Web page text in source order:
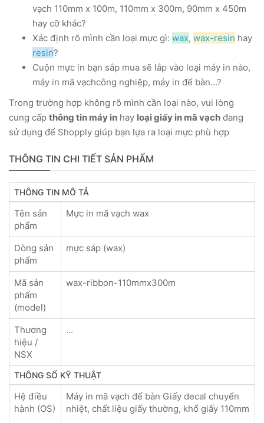
vạch 110mm x 100m, 110mm x 300m, 90mm x 450m
hay cỡ khác?
Xác định rõ mình cần loại mực gì: wax, wax-resin hay
resin?
Cuộn mực in bạn sắp mua sẽ lắp vào loại máy in nào,
máy in mã vạchcông nghiệp, máy in để bàn...?
Trong trường hợp không rõ mình cần loại nào, vui lòng
cung cấp thông tin máy in hay loại giấy in mã vạch đang
sử dụng để Shopply giúp bạn lựa ra loại mực phù hợp
THÔNG TIN CHI TIẾT SẢN PHẨM
THÔNG TIN MÔ TẢ
Tên sản
phẩm
Mực in mã vạch wax
Dòng sản
phẩm
mực sáp (wax)
Mã sản
phẩm
(model)
wax-ribbon-110mmx300m
Thương
hiệu /
NSX
...
THÔNG SỐ KỸ THUẬT
Hệ điều
hành (OS)
Máy in mã vạch để bàn Giấy decal chuyển
nhiệt, chất liệu giấy thường, khổ giấy 110mm